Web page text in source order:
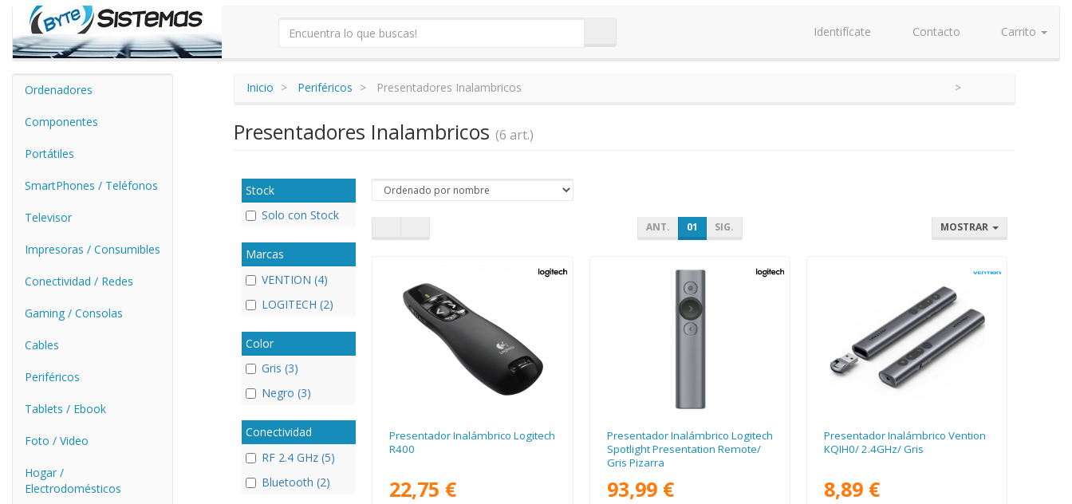
Identifícate Contacto Carrito
Ordenadores
Componentes
Portátiles
SmartPhones / Teléfonos
Televisor
Impresoras / Consumibles
Conectividad / Redes
Gaming / Consolas
Cables
Periféricos
Tablets / Ebook
Foto / Video
Hogar /
Electrodomésticos
Inicio Periféricos Presentadores Inalambricos
Presentadores Inalambricos (6 art.)
Stock
Solo con Stock
Marcas
VENTION (4)
LOGITECH (2)
Color
Gris (3)
Negro (3)
Conectividad
RF 2.4 GHz (5)
Bluetooth (2)
ANT. 01 SIG. MOSTRAR
Presentador Inalámbrico Logitech
R400
22,75 €
Presentador Inalámbrico Logitech
Spotlight Presentation Remote/
Gris Pizarra
93,99 €
Presentador Inalámbrico Vention
KQIH0/ 2.4GHz/ Gris
8,89 €